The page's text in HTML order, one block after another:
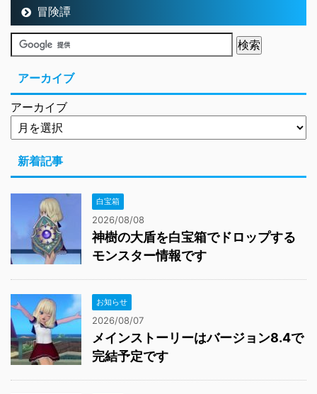
冒険譚
アーカイブ
アーカイブ
新着記事
白宝箱
2026/08/08
神樹の大盾を白宝箱でドロップする
モンスター情報です
お知らせ
2026/08/07
メインストーリーはバージョン8.4で
完結予定です